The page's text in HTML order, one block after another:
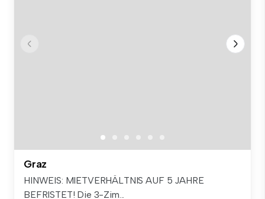
Graz
HINWEIS: MIETVERHÄLTNIS AUF 5 JAHRE
BEFRISTET! Die 3-Zim...